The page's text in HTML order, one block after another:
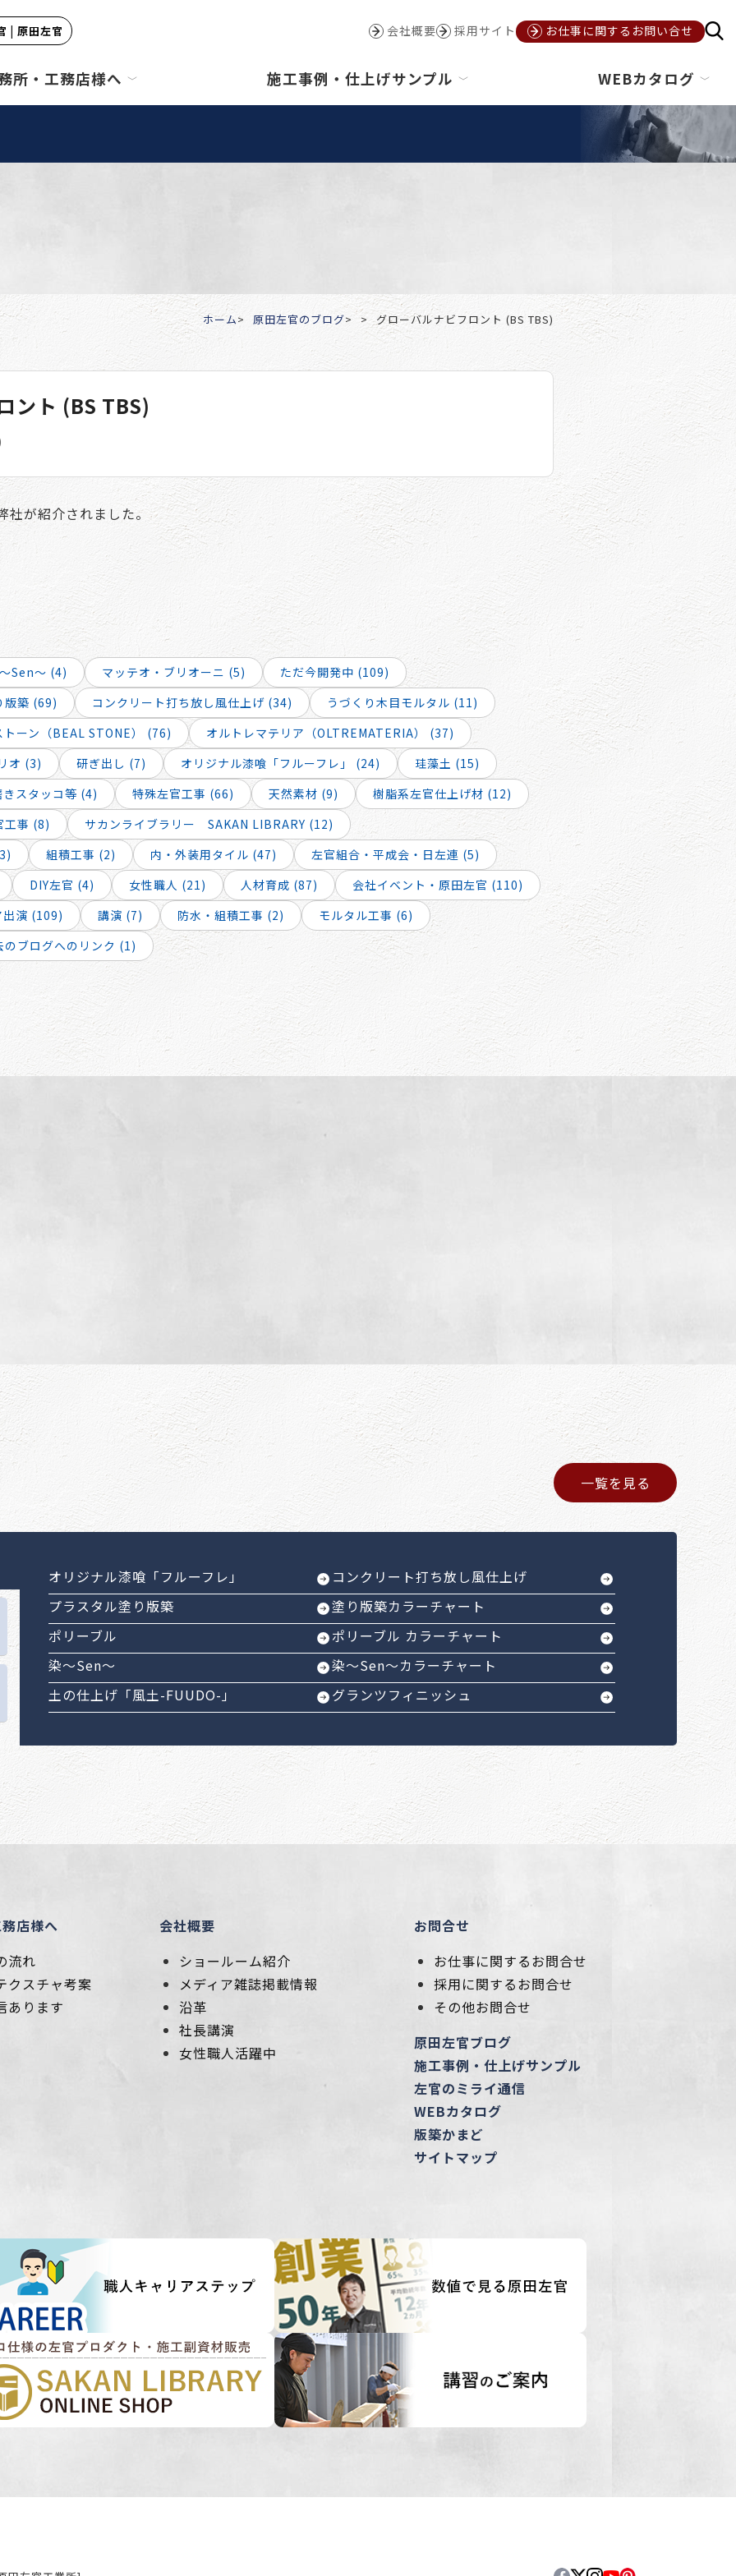
| 原田左官 会社概要 採用サイト お仕事に関するお問い合せ
所・工務店様へ 施工事例・仕上げサンプル WEBカタログ
ホーム 原田左官のブログ グローバルナビフロント (BS TBS)
ント (BS TBS)
社が紹介されました。
Sen～ (4) マッテオ・ブリオーニ (5)
ただ今開発中 (109)
版築 (69)
コンクリート打ち放し風仕上げ (34)
うづくり木目モルタル (11)
トーン（BEAL STONE） (76)
オルトレマテリア（OLTREMATERIA） (37)
オ (3)
研ぎ出し (7) オリジナル漆喰「フルーフレ」 (24)
珪藻土 (15)
スタッコ等 (4)
特殊左官工事 (66) 天然素材 (9)
樹脂系左官仕上げ材 (12)
工事 (8)
サカンライブラリー SAKAN LIBRARY (12)
組積工事 (2) 内・外装用タイル (47)
左官組合・平成会・日左連 (5)
DIY左官 (4)
女性職人 (21) 人材育成 (87)
会社イベント・原田左官 (110)
出演 (109)
講演 (7) 防水・組積工事 (2)
モルタル工事 (6)
のブログへのリンク (1)
一覧を見る
オリジナル漆喰「フルーフレ」
コンクリート打ち放し風仕上げ
プラスタル塗り版築
塗り版築カラーチャート
ポリーブル
ポリーブル カラーチャート
染～Sen～
染～Sen～カラーチャート
土の仕上げ「風土-FUUDO-」
グランツフィニッシュ
店様へ
流れ
クスチャ考案
あります
会社概要
ショールーム紹介
メディア雑誌掲載情報
沿革
社長講演
女性職人活躍中
お問合せ
お仕事に関するお問合せ
採用に関するお問合せ
その他お問合せ
原田左官ブログ
施工事例・仕上げサンプル
左官のミライ通信
WEBカタログ
版築かまど
サイトマップ